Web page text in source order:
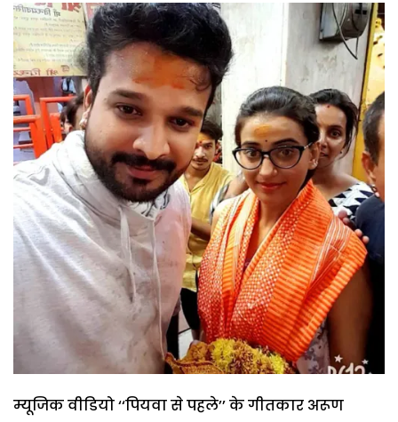
म्यूजिक वीडियो ‘‘पियवा से पहले’’ के गीतकार अरूण